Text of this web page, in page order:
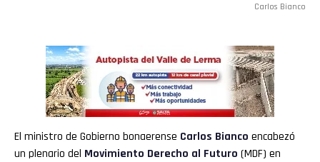
Carlos Bianco
El ministro de Gobierno bonaerense Carlos Bianco encabezó
un plenario del Movimiento Derecho al Futuro (MDF) en